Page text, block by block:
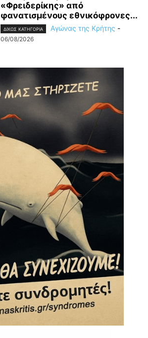
«Φρειδερίκης» από
φανατισμένους εθνικόφρονες...
ΔΙΧΩΣ ΚΑΤΗΓΟΡΙΑ Αγώνας της Κρήτης -
06/08/2026